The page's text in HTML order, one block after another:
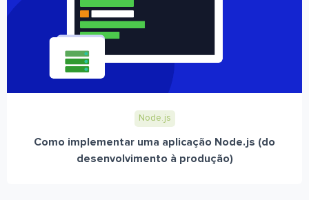
Node.js
Como implementar uma aplicação Node.js (do
desenvolvimento à produção)